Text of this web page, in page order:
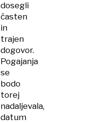
dosegli
časten
in
trajen
dogovor.
Pogajanja
se
bodo
torej
nadaljevala,
datum